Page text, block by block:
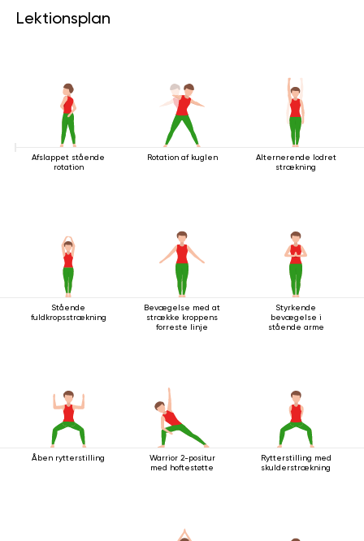
Lektionsplan
Afslappet stående
rotation
Rotation af kuglen
Alternerende lodret
strækning
Stående
fuldkropsstrækning
Bevægelse med at
strække kroppens
forreste linje
Styrkende
bevægelse i
stående arme
Åben rytterstilling
Warrior 2-positur
med hoftestøtte
Rytterstilling med
skulderstrækning